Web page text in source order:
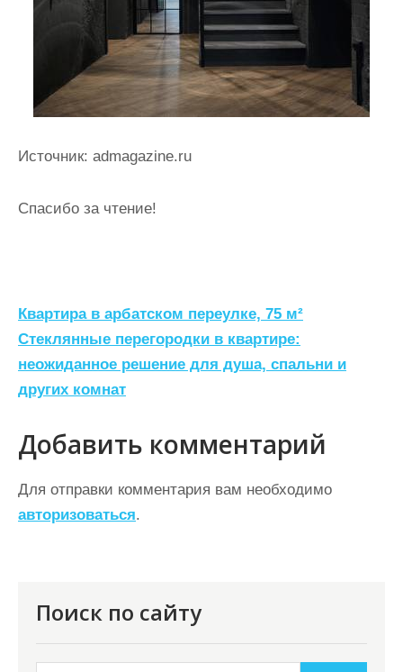
Источник: admagazine.ru
Спасибо за чтение!
Н
а
в
и
г
а
ц
и
Квартира в арбатском переулке, 75 м²
Стеклянные перегородки в квартире:
неожиданное решение для душа, спальни и
других комнат
Добавить комментарий
Для отправки комментария вам необходимо
авторизоваться.
Поиск по сайту